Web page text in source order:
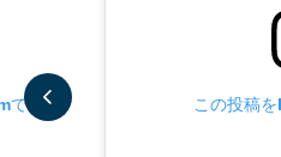
見る この投稿